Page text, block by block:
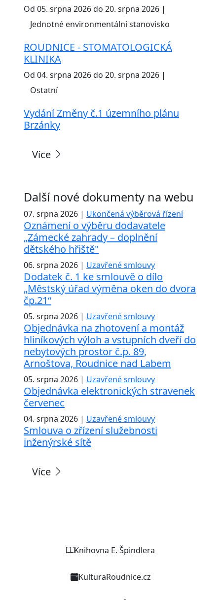
Od 05. srpna 2026 do 20. srpna 2026 |
Jednotné environmentální stanovisko
ROUDNICE - STOMATOLOGICKÁ
KLINIKA
Od 04. srpna 2026 do 20. srpna 2026 |
Ostatní
Vydání Změny č.1 územního plánu
Brzánky
Více
Další nové dokumenty na webu
07. srpna 2026 | Ukončená výběrová řízení
Oznámení o výběru dodavatele
„Zámecké zahrady – doplnění
dětského hřiště"
06. srpna 2026 | Uzavřené smlouvy
Dodatek č. 1 ke smlouvě o dílo
„Městský úřad výměna oken do dvora
čp.21“
05. srpna 2026 | Uzavřené smlouvy
Objednávka na zhotovení a montáž
hliníkových výloh a vstupních dveří do
nebytových prostor č.p. 89,
Arnoštova, Roudnice nad Labem
05. srpna 2026 | Uzavřené smlouvy
Objednávka elektronických stravenek
červenec
04. srpna 2026 | Uzavřené smlouvy
Smlouva o zřízení služebnosti
inženýrské sítě
Více
Knihovna E. Špindlera
KulturaRoudnice.cz